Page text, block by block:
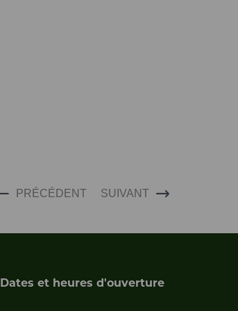
PRÉCÉDENT SUIVANT
Dates et heures d'ouverture